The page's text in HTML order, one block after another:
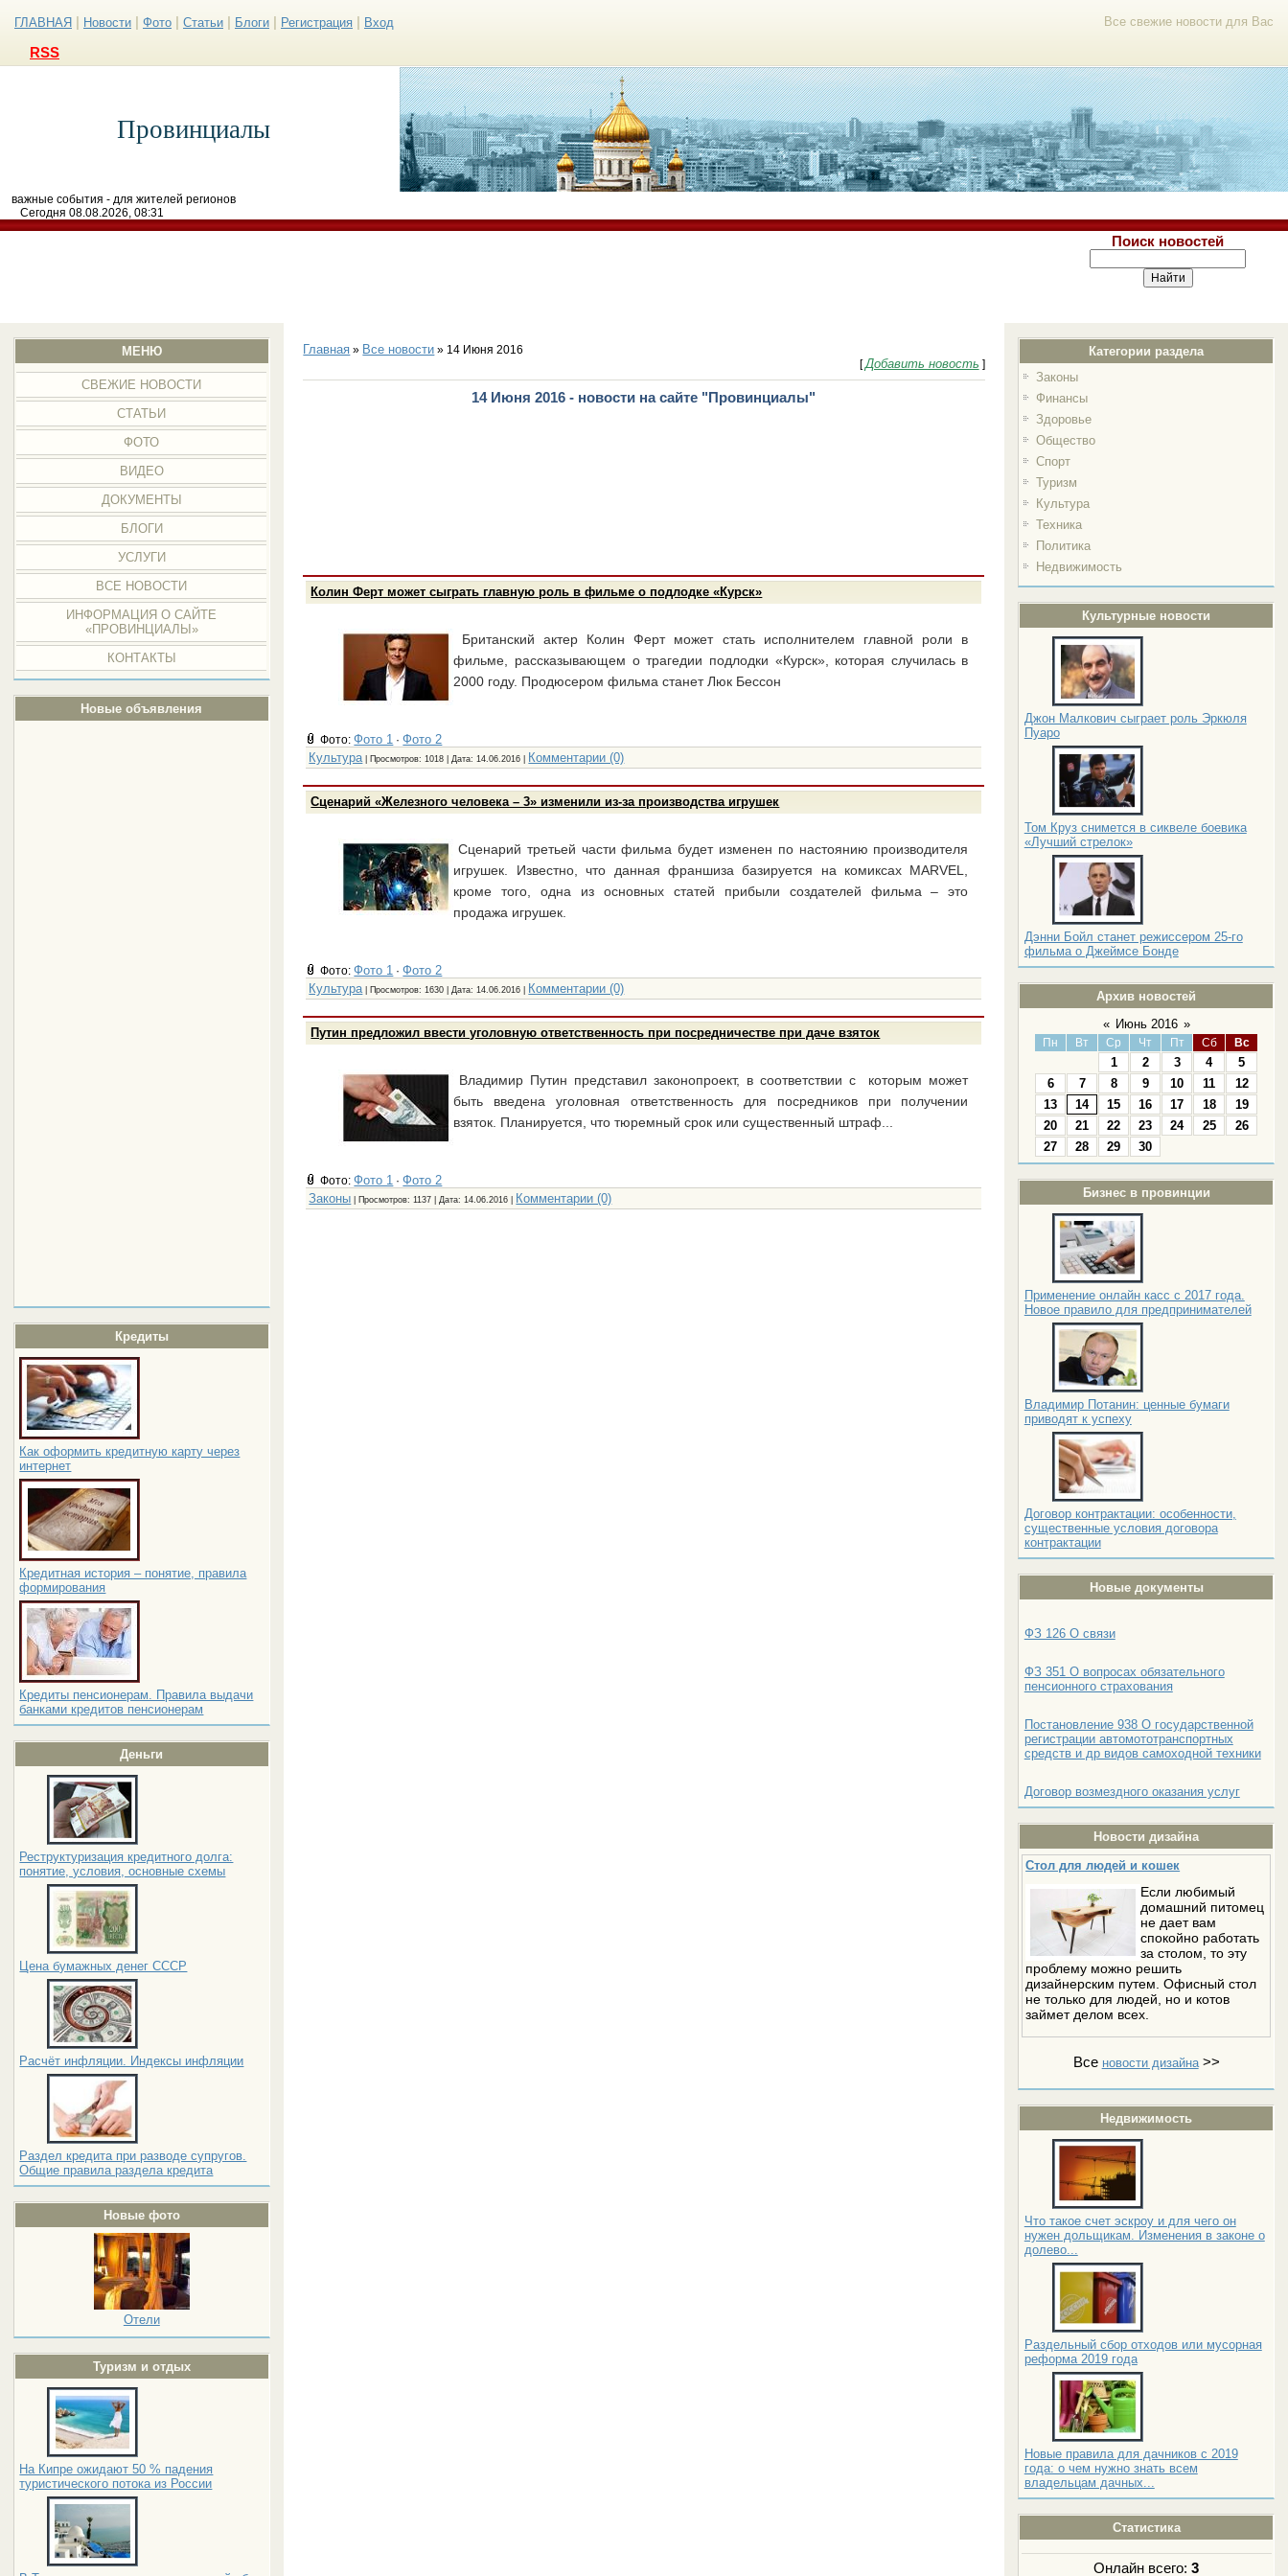
Все свежие новости для Вас
ГЛАВНАЯ Новости Фото Статьи Блоги Регистрация Вход
RSS
Провинциалы
важные события - для жителей регионов
Сегодня 08.08.2026, 08:31
Поиск новостей
МЕНЮ
СВЕЖИЕ НОВОСТИ
СТАТЬИ
ФОТО
ВИДЕО
ДОКУМЕНТЫ
БЛОГИ
УСЛУГИ
ВСЕ НОВОСТИ
ИНФОРМАЦИЯ О САЙТЕ
«ПРОВИНЦИАЛЫ»
КОНТАКТЫ
Новые объявления
Кредиты
Как оформить кредитную карту через
интернет
Кредитная история – понятие, правила
формирования
Кредиты пенсионерам. Правила выдачи
банками кредитов пенсионерам
Деньги
Реструктуризация кредитного долга:
понятие, условия, основные схемы
Цена бумажных денег СССР
Расчёт инфляции. Индексы инфляции
Раздел кредита при разводе супругов.
Общие правила раздела кредита
Новые фото
Отели
Туризм и отдых
На Кипре ожидают 50 % падения
туристического потока из России
Категории раздела
Законы
Финансы
Здоровье
Общество
Спорт
Туризм
Культура
Техника
Политика
Недвижимость
Культурные новости
Джон Малкович сыграет роль Эркюля
Пуаро
Том Круз снимется в сиквеле боевика
«Лучший стрелок»
Дэнни Бойл станет режиссером 25-го
фильма о Джеймсе Бонде
Архив новостей
« Июнь 2016 »
Пн Вт Ср Чт Пт Сб Вс
1 2 3 4
5
6
7 8 9 10 11
12
13
14 15 16 17 18
19
20
21 22 23 24 25
26
27
28 29 30
Бизнес в провинции
Применение онлайн касс с 2017 года.
Новое правило для предпринимателей
Владимир Потанин: ценные бумаги
приводят к успеху
Договор контрактации: особенности,
существенные условия договора
контрактации
Новые документы
ФЗ 126 О связи
ФЗ 351 О вопросах обязательного
пенсионного страхования
Постановление 938 О государственной
регистрации автомототранспортных
средств и др видов самоходной техники
Договор возмездного оказания услуг
Новости дизайна
Стол для людей и кошек
Если любимый
домашний питомец
не дает вам
спокойно работать
за столом, то эту
проблему можно решить
дизайнерским путем. Офисный стол
не только для людей, но и котов
займет делом всех.
Все новости дизайна>>
Недвижимость
Что такое счет эскроу и для чего он
нужен дольщикам. Изменения в законе о
долево...
Раздельный сбор отходов или мусорная
реформа 2019 года
Новые правила для дачников с 2019
года: о чем нужно знать всем
владельцам дачных...
Статистика
Онлайн всего:3
Главная » Все новости » 14 Июня 2016
[Добавить новость ]
14 Июня 2016 - новости на сайте "Провинциалы"
Колин Ферт может сыграть главную роль в фильме о подлодке «Курск»
Британский актер Колин Ферт может стать исполнителем главной роли в
фильме, рассказывающем о трагедии подлодки «Курск», которая случилась в
2000 году. Продюсером фильма станет Люк Бессон
Фото:Фото 1 ·Фото 2
Культура | Просмотров: 1018 | Дата:14.06.2016 Комментарии (0)
Сценарий «Железного человека – 3» изменили из-за производства игрушек
Сценарий третьей части фильма будет изменен по настоянию производителя
игрушек. Известно, что данная франшиза базируется на комиксах MARVEL,
кроме того, одна из основных статей прибыли создателей фильма – это
продажа игрушек.
Фото:Фото 1 ·Фото 2
Культура | Просмотров: 1630 | Дата:14.06.2016 Комментарии (0)
Путин предложил ввести уголовную ответственность при посредничестве при даче взяток
Владимир Путин представил законопроект, в соответствии с которым может
быть введена уголовная ответственность для посредников при получении
взяток. Планируется, что тюремный срок или существенный штраф...
Фото:Фото 1 ·Фото 2
Законы | Просмотров: 1137 | Дата:14.06.2016 Комментарии (0)